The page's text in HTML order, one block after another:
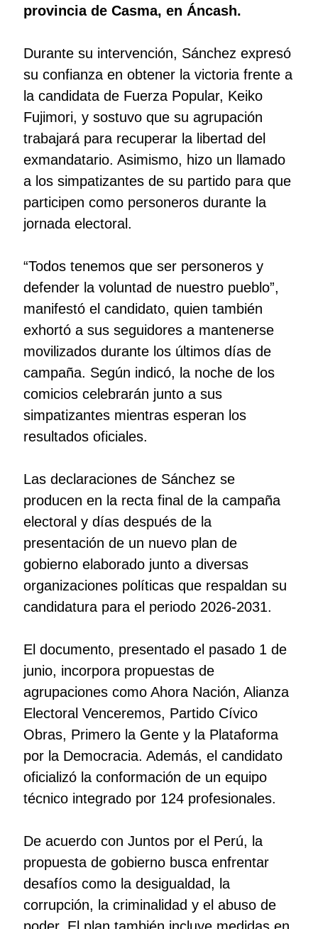
provincia de Casma, en Áncash.
Durante su intervención, Sánchez expresó
su confianza en obtener la victoria frente a
la candidata de Fuerza Popular, Keiko
Fujimori, y sostuvo que su agrupación
trabajará para recuperar la libertad del
exmandatario. Asimismo, hizo un llamado
a los simpatizantes de su partido para que
participen como personeros durante la
jornada electoral.
“Todos tenemos que ser personeros y
defender la voluntad de nuestro pueblo”,
manifestó el candidato, quien también
exhortó a sus seguidores a mantenerse
movilizados durante los últimos días de
campaña. Según indicó, la noche de los
comicios celebrarán junto a sus
simpatizantes mientras esperan los
resultados oficiales.
Las declaraciones de Sánchez se
producen en la recta final de la campaña
electoral y días después de la
presentación de un nuevo plan de
gobierno elaborado junto a diversas
organizaciones políticas que respaldan su
candidatura para el periodo 2026-2031.
El documento, presentado el pasado 1 de
junio, incorpora propuestas de
agrupaciones como Ahora Nación, Alianza
Electoral Venceremos, Partido Cívico
Obras, Primero la Gente y la Plataforma
por la Democracia. Además, el candidato
oficializó la conformación de un equipo
técnico integrado por 124 profesionales.
De acuerdo con Juntos por el Perú, la
propuesta de gobierno busca enfrentar
desafíos como la desigualdad, la
corrupción, la criminalidad y el abuso de